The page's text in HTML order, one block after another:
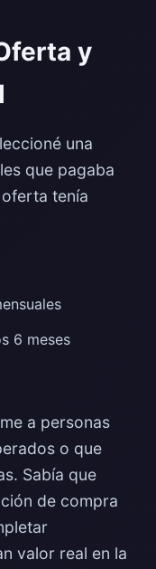
y
una
que pagaba
tenía
6 meses
a personas
o que
Sabía que
de compra
valor real en la